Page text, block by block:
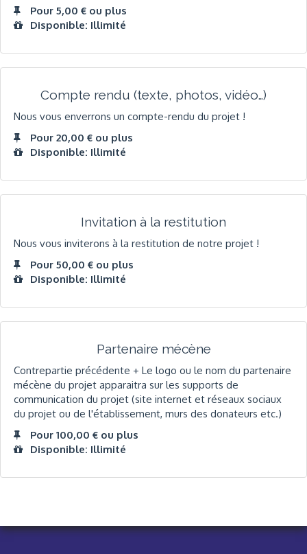
Pour 5,00 € ou plus
Disponible: Illimité
Compte rendu (texte, photos, vidéo…)
Nous vous enverrons un compte-rendu du projet !
Pour 20,00 € ou plus
Disponible: Illimité
Invitation à la restitution
Nous vous inviterons à la restitution de notre projet !
Pour 50,00 € ou plus
Disponible: Illimité
Partenaire mécène
Contrepartie précédente + Le logo ou le nom du partenaire
mécène du projet apparaitra sur les supports de
communication du projet (site internet et réseaux sociaux
du projet ou de l'établissement, murs des donateurs etc.)
Pour 100,00 € ou plus
Disponible: Illimité